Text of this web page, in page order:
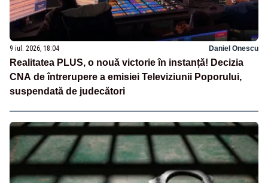
9 iul. 2026, 18:04 Daniel Onescu
Realitatea PLUS, o nouă victorie în instanță! Decizia
CNA de întrerupere a emisiei Televiziunii Poporului,
suspendată de judecători